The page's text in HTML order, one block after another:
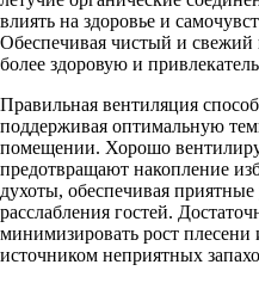
влиять на здоровье и
Обеспечивая чистый и свежий
более здоровую и
Правильная вентиляция
поддерживая оптимальную
помещении. Хорошо
предотвращают накопление
духоты, обеспечивая
расслабления гостей.
минимизировать рост плесени
источником неприятных